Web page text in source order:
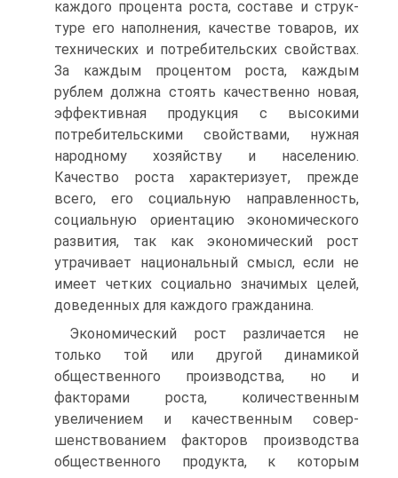
каждого процента роста, составе и струк­
туре его наполнения, качестве товаров, их
технических и по­требительских свойствах.
За каждым процентом роста, каж­дым
рублем должна стоять качественно новая,
эффективная продукция с высокими
потребительскими свойствами, нужная
народному хозяйству и населению.
Качество роста характери­зует, прежде
всего, его социальную направленность,
социаль­ную ориентацию экономического
развития, так как экономи­ческий рост
утрачивает национальный смысл, если не
имеет четких социально значимых целей,
доведенных для каждого гражданина.
Экономический рост различается не
только той или дру­гой динамикой
общественного производства, но и
факторами роста, количественным
увеличением и качественным совер­
шенствованием факторов производства
общественного про­дукта, к которым